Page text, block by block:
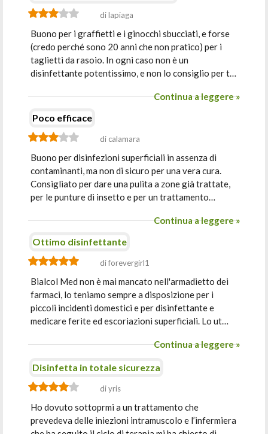
di lapiaga
Buono per i graffietti e i ginocchi sbucciati, e forse
(credo perché sono 20 anni che non pratico) per i
taglietti da rasoio. In ogni caso non è un
disinfettante potentissimo, e non lo consiglio per t…
Continua a leggere »
Poco efficace
di calamara
Buono per disinfezioni superficiali in assenza di
contaminanti, ma non di sicuro per una vera cura.
Consigliato per dare una pulita a zone già trattate,
per le punture di insetto e per un trattamento…
Continua a leggere »
Ottimo disinfettante
di forevergirl1
Bialcol Med non è mai mancato nell'armadietto dei
farmaci, lo teniamo sempre a disposizione per i
piccoli incidenti domestici e per disinfettante e
medicare ferite ed escoriazioni superficiali. Lo ut…
Continua a leggere »
Disinfetta in totale sicurezza
di yris
Ho dovuto sottoprmi a un trattamento che
prevedeva delle iniezioni intramuscolo e l’infermiera